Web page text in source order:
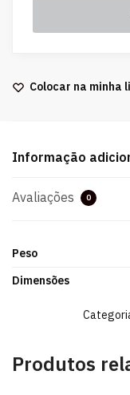
Colocar na minha
Informação
Avaliações 0
Peso
Dimensões
Produtos